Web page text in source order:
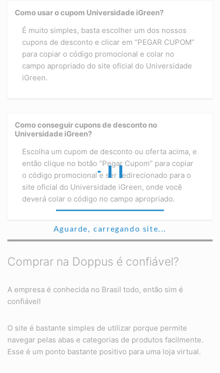
Aguarde, carregando site...
Como usar o cupom Universidade iGreen?
É muito simples, basta escolher um dos nossos
cupons de desconto e clicar em “PEGAR CUPOM”
para copiar o código promocional e colar no
campo apropriado do site oficial do Universidade
iGreen.
Como conseguir cupons de desconto no
Universidade iGreen?
Escolha um cupom de desconto ou oferta acima, e
então clique no botão “Pegar Cupom” para copiar
o código promocional e ser redirecionado para o
site oficial do Universidade iGreen, onde você
deverá colar o código no campo apropriado.
Comprar na Doppus é confiável?
A empresa é conhecida no Brasil todo, então sim é
confiável!
O site é bastante simples de utilizar porque permite
navegar pelas abas e categorias de produtos facilmente.
Esse é um ponto bastante positivo para uma loja virtual.